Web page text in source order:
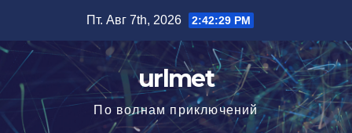
содержимому
Пт. Авг 7th, 2026 2:42:31 PM
urlmet
По волнам приключений